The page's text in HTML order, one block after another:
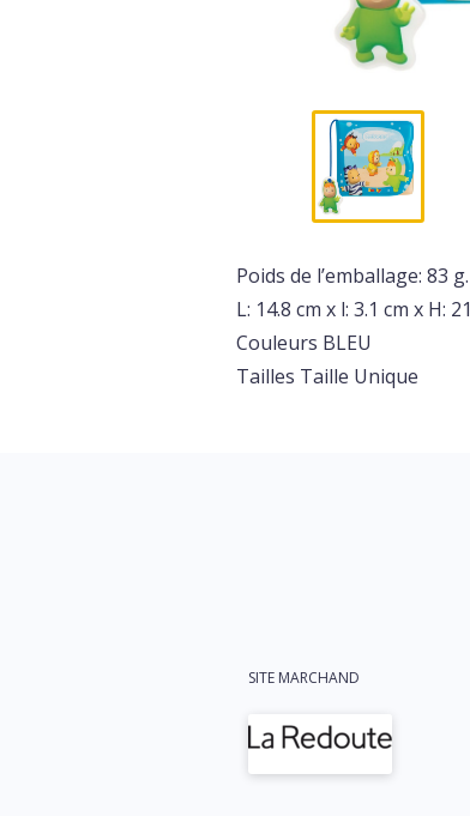
Poids de l’emballage: 83 g.
L: 14.8 cm x l: 3.1 cm x H:
Couleurs BLEU
Tailles Taille Unique
SITE MARCHAND